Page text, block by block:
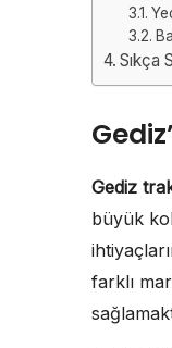
Sıkça
Gediz
büyük
farklı